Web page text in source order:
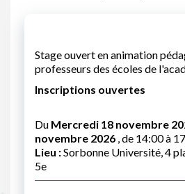
Stage ouvert en animation
professeurs des écoles de
Inscriptions ouvertes
Du Mercredi 18 novembre
novembre 2026 , de 14:00 à
Lieu :Sorbonne Université, 4
5e